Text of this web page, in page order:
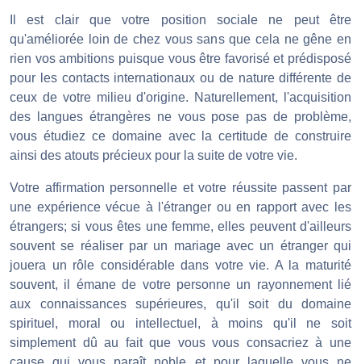
Il est clair que votre position sociale ne peut être
qu'améliorée loin de chez vous sans que cela ne gêne en
rien vos ambitions puisque vous être favorisé et prédisposé
pour les contacts internationaux ou de nature différente de
ceux de votre milieu d'origine. Naturellement, l'acquisition
des langues étrangères ne vous pose pas de problème,
vous étudiez ce domaine avec la certitude de construire
ainsi des atouts précieux pour la suite de votre vie.
Votre affirmation personnelle et votre réussite passent par
une expérience vécue à l'étranger ou en rapport avec les
étrangers; si vous êtes une femme, elles peuvent d'ailleurs
souvent se réaliser par un mariage avec un étranger qui
jouera un rôle considérable dans votre vie. A la maturité
souvent, il émane de votre personne un rayonnement lié
aux connaissances supérieures, qu'il soit du domaine
spirituel, moral ou intellectuel, à moins qu'il ne soit
simplement dû au fait que vous vous consacriez à une